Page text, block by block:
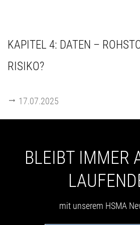
KAPITEL 4: DATEN –
RISIKO?
17.07.2025
BLEIBT IMMER
mit unserem HSMA